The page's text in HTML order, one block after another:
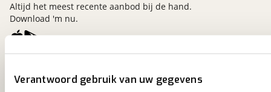
Verantwoord gebruik van uw gegevens
Kosterijland15
Altijd het meest recente aanbod bij de hand.
Download 'm nu.